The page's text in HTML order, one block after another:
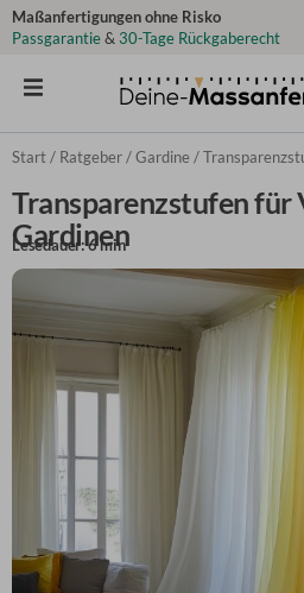
Zum
Inhalt
Maßanfertigungen ohne Risko
Passgarantie& 30-Tage Rückgaberecht
Start/ Ratgeber/Gardine /
Transparenzstufen für
Gardinen
Lesedauer: 6 min